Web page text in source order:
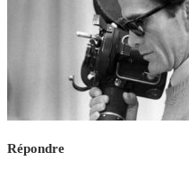
Répondre